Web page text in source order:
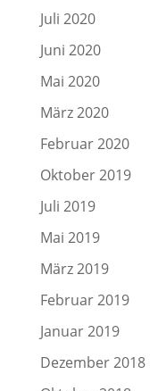
Juli 2020
Juni 2020
Mai 2020
März 2020
Februar 2020
Oktober 2019
Juli 2019
Mai 2019
März 2019
Februar 2019
Januar 2019
Dezember 2018